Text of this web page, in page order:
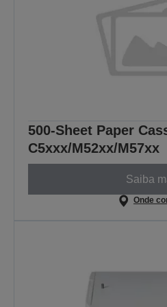
500-Sheet Paper
C5xxx/M52xx/M57xx
Saiba
Onde